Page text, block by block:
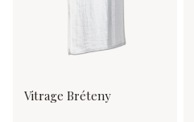
Vitrage Bréteny